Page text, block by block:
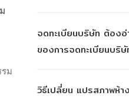
รม
จดทะเบียนบริษัท ต้อง
ของการจดทะเบียนบริษั
วิธีเปลี่ยน แปรสภาพห้า